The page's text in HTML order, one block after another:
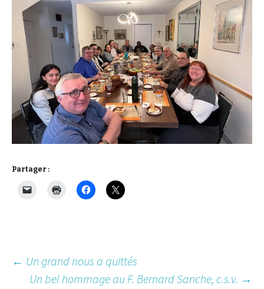
Partager :
Post
← Un grand nous a quittés
Un bel hommage au F. Bernard Sanche, c.s.v. →